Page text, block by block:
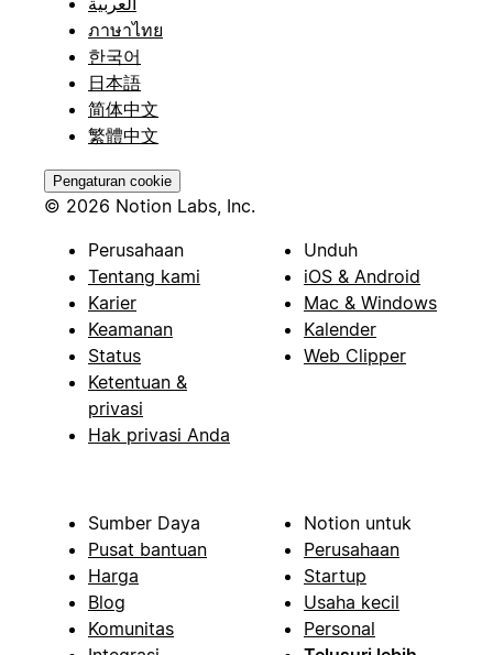
ภาษาไทย
한국어
日本語
简体中文
繁體中文
Pengaturan cookie
© 2026 Notion Labs, Inc.
Perusahaan
Tentang kami
Karier
Keamanan
Status
Ketentuan &
privasi
Hak privasi Anda
Unduh
iOS & Android
Mac & Windows
Kalender
Web Clipper
Sumber Daya
Pusat bantuan
Harga
Blog
Komunitas
Notion untuk
Perusahaan
Startup
Usaha kecil
Personal